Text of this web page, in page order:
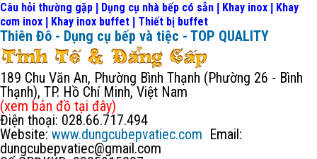
Câu hỏi thường gặp Dụng cụ nhà bếp có sẵn Khay inox
Khay
cơm inox
Khay inox buffet Thiết bị buffet
Thiên Đô - Dụng cụ bếp và tiệc - TOP QUALITY
189 Chu Văn An, Phường Bình Thạnh (Phường 26 - Bình
Thạnh), TP. Hồ Chí Minh, Việt Nam
(xem bản đồ tại đây)
Điện thoại: 028.66.717.494
Website: www.dungcubepvatiec.com Email:
dungcubepvatiec@gmail.com